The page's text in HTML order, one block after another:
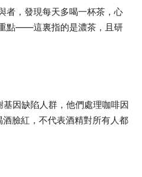
者，發現每天多喝一杯茶，心
點——這裏指的是濃茶，且研
因缺陷人群，他們處理咖啡因
臉紅，不代表酒精對所有人都